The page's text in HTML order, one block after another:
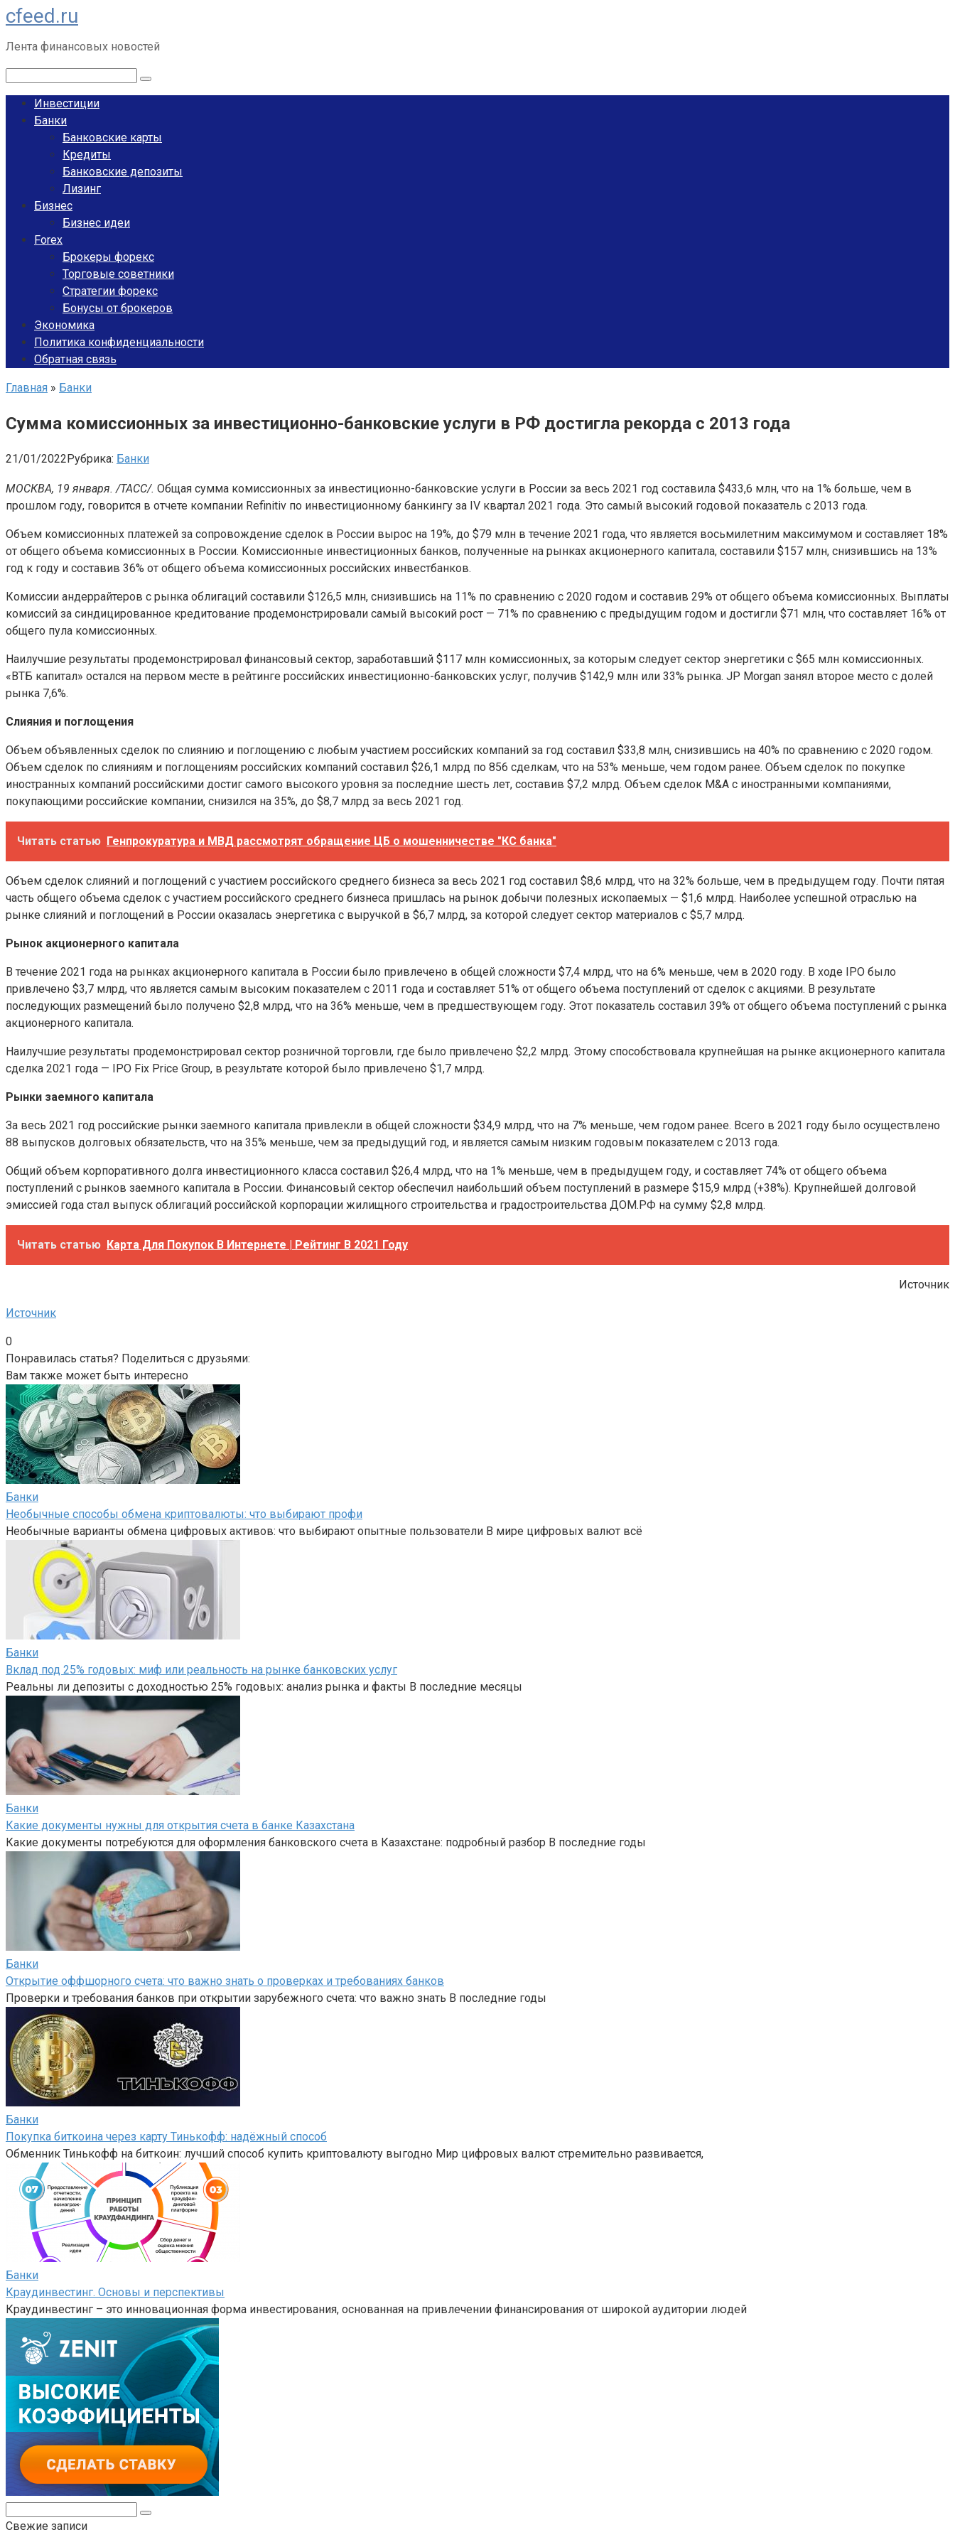
Перейти
к
контенту
cfeed.ru
Лента финансовых новостей
Инвестиции
Банки
Банковские карты
Кредиты
Банковские депозиты
Лизинг
Бизнес
Бизнес идеи
Forex
Брокеры форекс
Торговые советники
Стратегии форекс
Бонусы от брокеров
Экономика
Политика конфиденциальности
Обратная связь
Главная » Банки
Сумма комиссионных за инвестиционно-банковские услуги в РФ достигла рекорда с 2013 года
21/01/2022Рубрика: Банки
МОСКВА, 19 января. /ТАСС/. Общая сумма комиссионных за инвестиционно-банковские услуги в России за весь 2021 год составила $433,6 млн, что на 1% больше, чем в
прошлом году, говорится в отчете компании Refinitiv по инвестиционному банкингу за IV квартал 2021 года. Это самый высокий годовой показатель с 2013 года.
Объем комиссионных платежей за сопровождение сделок в России вырос на 19%, до $79 млн в течение 2021 года, что является восьмилетним максимумом и составляет 18%
от общего объема комиссионных в России. Комиссионные инвестиционных банков, полученные на рынках акционерного капитала, составили $157 млн, снизившись на 13%
год к году и составив 36% от общего объема комиссионных российских инвестбанков.
Комиссии андеррайтеров с рынка облигаций составили $126,5 млн, снизившись на 11% по сравнению с 2020 годом и составив 29% от общего объема комиссионных. Выплаты
комиссий за синдицированное кредитование продемонстрировали самый высокий рост — 71% по сравнению с предыдущим годом и достигли $71 млн, что составляет 16% от
общего пула комиссионных.
Наилучшие результаты продемонстрировал финансовый сектор, заработавший $117 млн комиссионных, за которым следует сектор энергетики с $65 млн комиссионных.
«ВТБ капитал» остался на первом месте в рейтинге российских инвестиционно-банковских услуг, получив $142,9 млн или 33% рынка. JP Morgan занял второе место с долей
рынка 7,6%.
Слияния и поглощения
Объем объявленных сделок по слиянию и поглощению с любым участием российских компаний за год составил $33,8 млн, снизившись на 40% по сравнению с 2020 годом.
Объем сделок по слияниям и поглощениям российских компаний составил $26,1 млрд по 856 сделкам, что на 53% меньше, чем годом ранее. Объем сделок по покупке
иностранных компаний российскими достиг самого высокого уровня за последние шесть лет, составив $7,2 млрд. Объем сделок M&A с иностранными компаниями,
покупающими российские компании, снизился на 35%, до $8,7 млрд за весь 2021 год.
Читать статью Генпрокуратура и МВД рассмотрят обращение ЦБ о мошенничестве "КС банка"
Объем сделок слияний и поглощений с участием российского среднего бизнеса за весь 2021 год составил $8,6 млрд, что на 32% больше, чем в предыдущем году. Почти пятая
часть общего объема сделок с участием российского среднего бизнеса пришлась на рынок добычи полезных ископаемых — $1,6 млрд. Наиболее успешной отраслью на
рынке слияний и поглощений в России оказалась энергетика с выручкой в $6,7 млрд, за которой следует сектор материалов с $5,7 млрд.
Рынок акционерного капитала
В течение 2021 года на рынках акционерного капитала в России было привлечено в общей сложности $7,4 млрд, что на 6% меньше, чем в 2020 году. В ходе IPO было
привлечено $3,7 млрд, что является самым высоким показателем с 2011 года и составляет 51% от общего объема поступлений от сделок с акциями. В результате
последующих размещений было получено $2,8 млрд, что на 36% меньше, чем в предшествующем году. Этот показатель составил 39% от общего объема поступлений с рынка
акционерного капитала.
Наилучшие результаты продемонстрировал сектор розничной торговли, где было привлечено $2,2 млрд. Этому способствовала крупнейшая на рынке акционерного капитала
сделка 2021 года — IPO Fix Price Group, в результате которой было привлечено $1,7 млрд.
Рынки заемного капитала
За весь 2021 год российские рынки заемного капитала привлекли в общей сложности $34,9 млрд, что на 7% меньше, чем годом ранее. Всего в 2021 году было осуществлено
88 выпусков долговых обязательств, что на 35% меньше, чем за предыдущий год, и является самым низким годовым показателем с 2013 года.
Общий объем корпоративного долга инвестиционного класса составил $26,4 млрд, что на 1% меньше, чем в предыдущем году, и составляет 74% от общего объема
поступлений с рынков заемного капитала в России. Финансовый сектор обеспечил наибольший объем поступлений в размере $15,9 млрд (+38%). Крупнейшей долговой
эмиссией года стал выпуск облигаций российской корпорации жилищного строительства и градостроительства ДОМ.РФ на сумму $2,8 млрд.
Читать статью Карта Для Покупок В Интернете | Рейтинг В 2021 Году
Источник
Источник
0
Понравилась статья? Поделиться с друзьями:
Вам также может быть интересно
Банки
Необычные способы обмена криптовалюты: что выбирают профи
Необычные варианты обмена цифровых активов: что выбирают опытные пользователи В мире цифровых валют всё
Банки
Вклад под 25% годовых: миф или реальность на рынке банковских услуг
Реальны ли депозиты с доходностью 25% годовых: анализ рынка и факты В последние месяцы
Банки
Какие документы нужны для открытия счета в банке Казахстана
Какие документы потребуются для оформления банковского счета в Казахстане: подробный разбор В последние годы
Банки
Открытие оффшорного счета: что важно знать о проверках и требованиях банков
Проверки и требования банков при открытии зарубежного счета: что важно знать В последние годы
Банки
Покупка биткоина через карту Тинькофф: надёжный способ
Обменник Тинькофф на биткоин: лучший способ купить криптовалюту выгодно Мир цифровых валют стремительно развивается,
Банки
Краудинвестинг. Основы и перспективы
Краудинвестинг – это инновационная форма инвестирования, основанная на привлечении финансирования от широкой аудитории людей
Свежие записи